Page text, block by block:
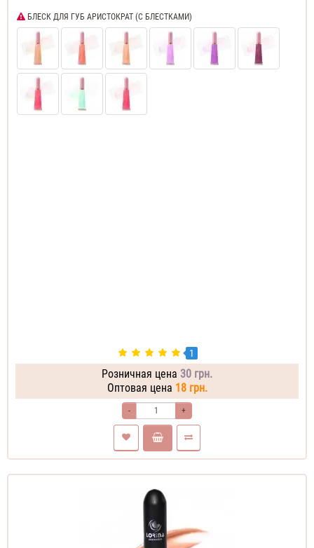
БЛЕСК ДЛЯ ГУБ АРИСТОКРАТ (С БЛЕСТКАМИ)
1
Розничная цена 30 грн.
Оптовая цена 18 грн.
- +